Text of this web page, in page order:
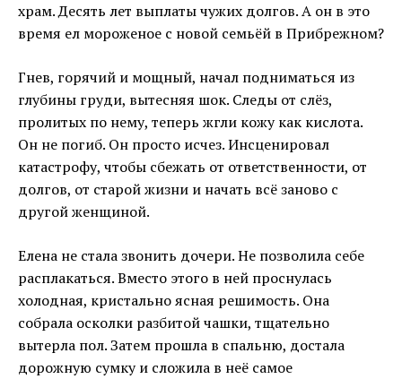
храм. Десять лет выплаты чужих долгов. А он в это
время ел мороженое с новой семьёй в Прибрежном?
Гнев, горячий и мощный, начал подниматься из
глубины груди, вытесняя шок. Следы от слёз,
пролитых по нему, теперь жгли кожу как кислота.
Он не погиб. Он просто исчез. Инсценировал
катастрофу, чтобы сбежать от ответственности, от
долгов, от старой жизни и начать всё заново с
другой женщиной.
Елена не стала звонить дочери. Не позволила себе
расплакаться. Вместо этого в ней проснулась
холодная, кристально ясная решимость. Она
собрала осколки разбитой чашки, тщательно
вытерла пол. Затем прошла в спальню, достала
дорожную сумку и сложила в неё самое